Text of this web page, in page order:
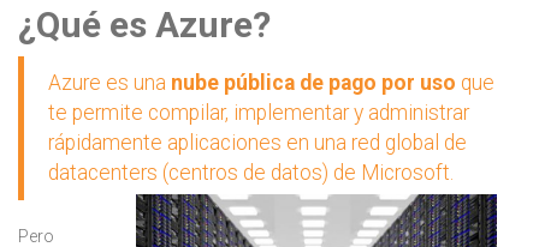
¿Qué es Azure?
Azure es una nube pública de pago por uso que
te permite compilar, implementar y administrar
rápidamente aplicaciones en una red global de
datacenters (centros de datos) de Microsoft.
Pero